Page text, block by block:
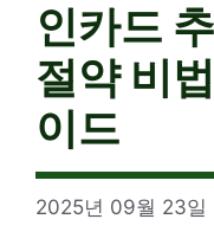
인카드
절약 비
이드
2025년 09월 23일